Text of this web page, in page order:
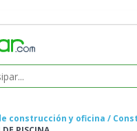
construcción y oficina /